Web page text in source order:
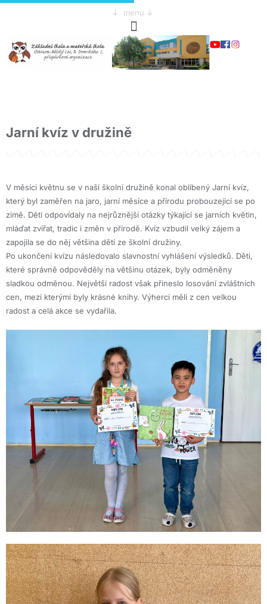
↓ menu ↓
Jarní kvíz v družině
V měsíci květnu se v naší školní družině konal oblíbený Jarní kvíz,
který byl zaměřen na jaro, jarní měsíce a přírodu probouzející se po
zimě. Děti odpovídaly na nejrůznější otázky týkající se jarních květin,
mláďat zvířat, tradic i změn v přírodě. Kvíz vzbudil velký zájem a
zapojila se do něj většina dětí ze školní družiny.
Po ukončení kvízu následovalo slavnostní vyhlášení výsledků. Děti,
které správně odpověděly na většinu otázek, byly odměněny
sladkou odměnou. Největší radost však přineslo losování zvláštních
cen, mezi kterými byly krásné knihy. Výherci měli z cen velkou
radost a celá akce se vydařila.